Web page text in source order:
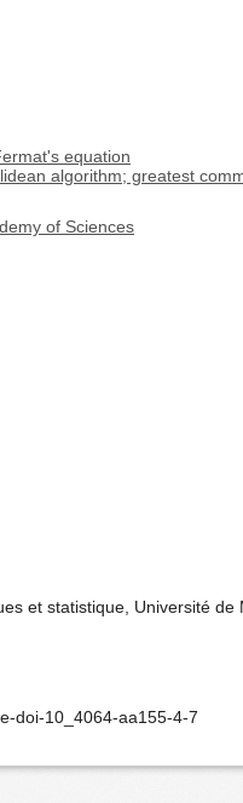
equation
algorithm; greatest
of Sciences
et statistique, Université
doi-10_4064-aa155-4-7